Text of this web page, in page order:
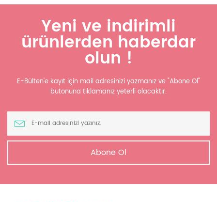
Yeni ve indirimli
ürünlerden haberdar
olun !
E-Bülten'e kayıt için mail adresinizi yazmanız ve "Abone Ol"
butonuna tıklamanız yeterli olacaktır.
Abone Ol